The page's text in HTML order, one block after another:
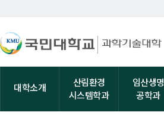
대학소개
산림환경
시스템학과
임산생명
공학과